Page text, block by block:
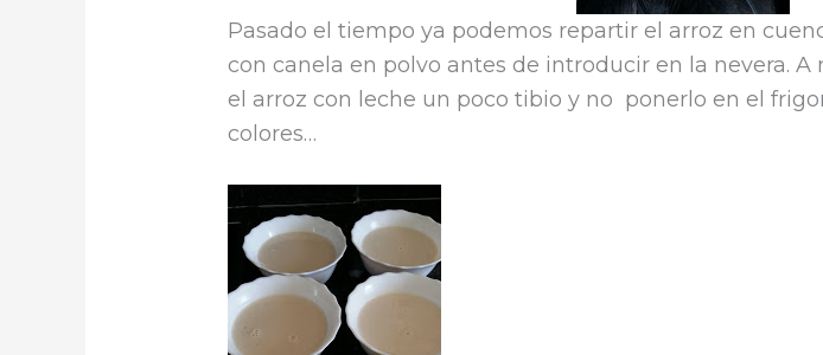
Pasado el tiempo ya podemos repartir el arroz en
con canela en polvo antes de introducir en la nevera.
el arroz con leche un poco tibio y no ponerlo en el
colores…